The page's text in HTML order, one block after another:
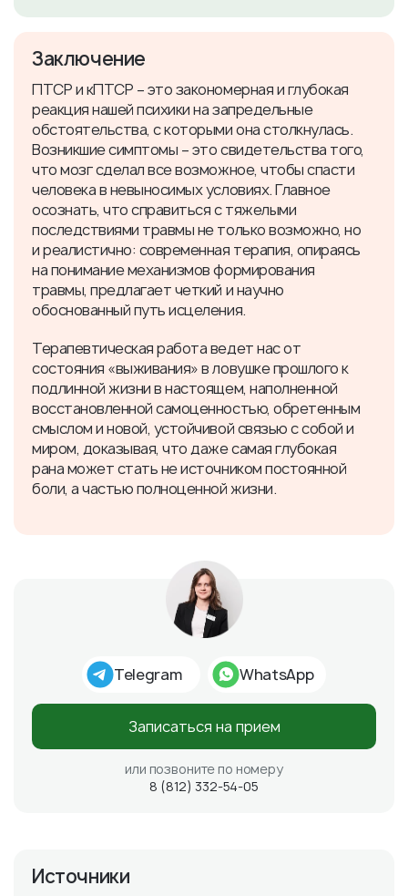
Заключение
ПТСР и кПТСР – это закономерная и глубокая
реакция нашей психики на запредельные
обстоятельства, с которыми она столкнулась.
Возникшие симптомы – это свидетельства того,
что мозг сделал все возможное, чтобы спасти
человека в невыносимых условиях. Главное
осознать, что справиться с тяжелыми
последствиями травмы не только возможно, но
и реалистично: современная терапия, опираясь
на понимание механизмов формирования
травмы, предлагает четкий и научно
обоснованный путь исцеления.
Терапевтическая работа ведет нас от
состояния «выживания» в ловушке прошлого к
подлинной жизни в настоящем, наполненной
восстановленной самоценностью, обретенным
смыслом и новой, устойчивой связью с собой и
миром, доказывая, что даже самая глубокая
рана может стать не источником постоянной
боли, а частью полноценной жизни.
Telegram WhatsApp
Записаться на прием
или позвоните по номеру
8 (812) 332-54-05
Источники